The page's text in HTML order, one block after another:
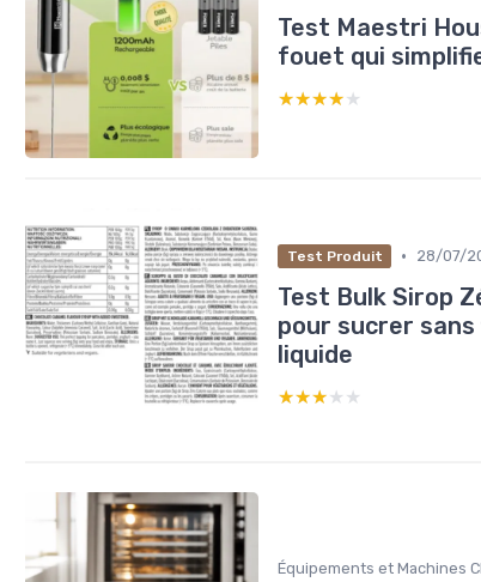
Test Maestri
fouet qui
★★★★★
★★★★★
Test Produit • 28/07/
Test Bulk Sirop
pour sucrer
liquide
★★★★★
★★★★★
Équipements et Machines